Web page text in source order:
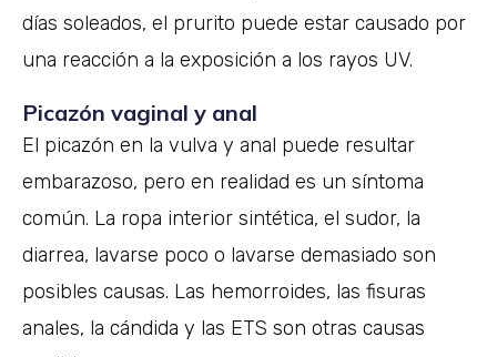
días soleados, el prurito puede estar causado por
una reacción a la exposición a los rayos UV.
Picazón vaginal y anal
El picazón en la vulva y anal puede resultar
embarazoso, pero en realidad es un síntoma
común. La ropa interior sintética, el sudor, la
diarrea, lavarse poco o lavarse demasiado son
posibles causas. Las hemorroides, las fisuras
anales, la cándida y las ETS son otras causas